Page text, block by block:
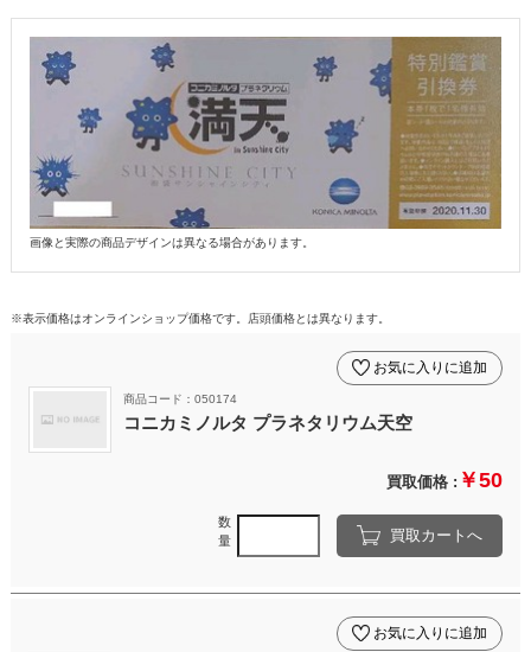
画像と実際の商品デザインは異なる場合があります。
※表示価格はオンラインショップ価格です。店頭価格とは異なります。
商品コード：050174
コニカミノルタ プラネタリウム天空
お気に入りに追加
買取価格 : ￥50
数
量
買取カートへ
お気に入りに追加